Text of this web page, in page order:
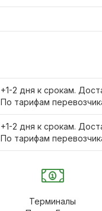
+1-2 дня к срокам.
По тарифам
+1-2 дня к срокам.
По тарифам
Терминалы